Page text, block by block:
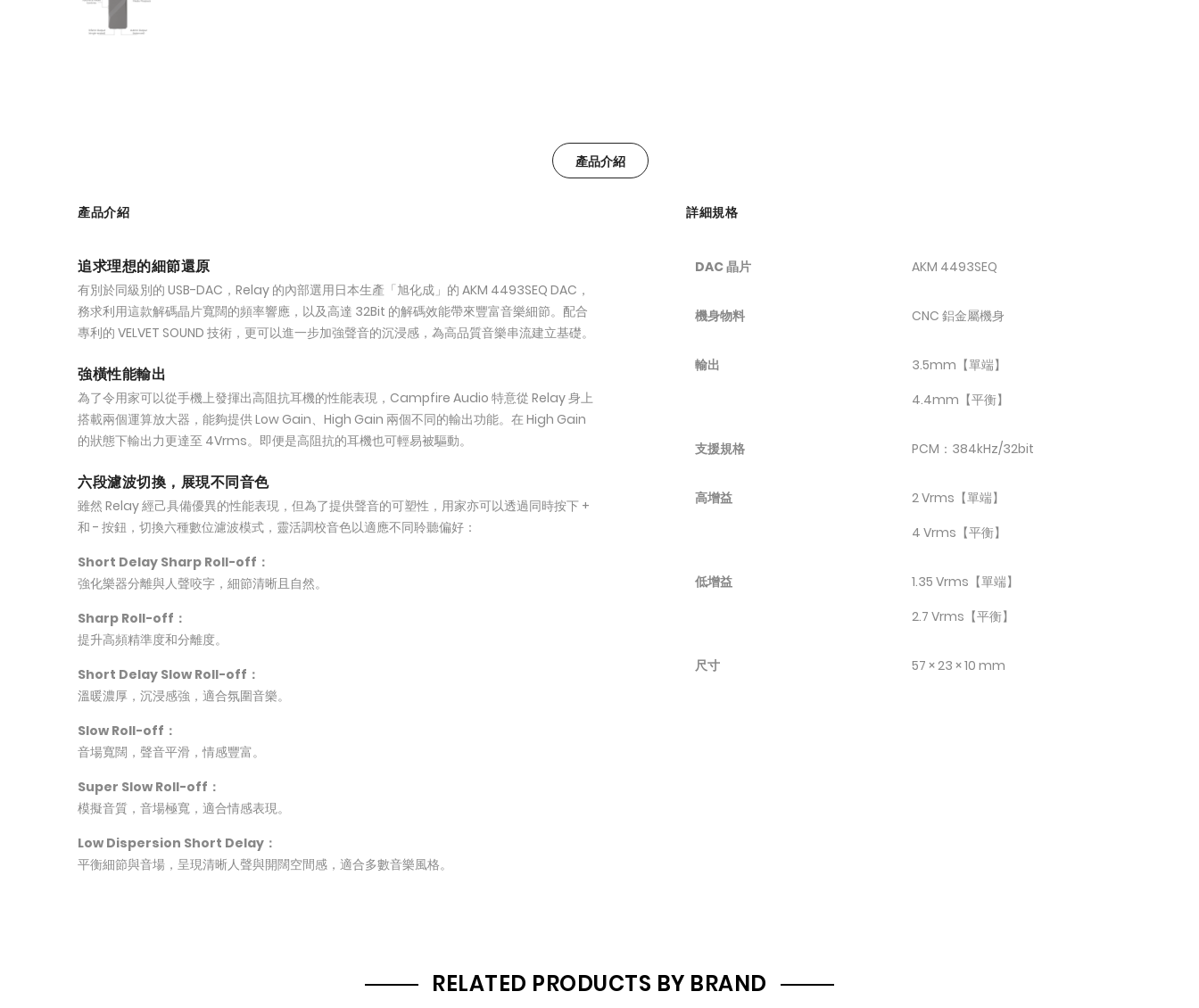
產品介紹
產品介紹
追求理想的細節還原
有別於同級別的 USB-DAC，Relay 的內部選用日本生產「旭化成」的 AKM 4493SEQ DAC，
務求利用這款解碼晶片寬闊的頻率響應，以及高達 32Bit 的解碼效能帶來豐富音樂細節。配合
專利的 VELVET SOUND 技術，更可以進一步加強聲音的沉浸感，為高品質音樂串流建立基礎。
強橫性能輸出
為了令用家可以從手機上發揮出高阻抗耳機的性能表現，Campfire Audio 特意從 Relay 身上
搭載兩個運算放大器，能夠提供 Low Gain、High Gain 兩個不同的輸出功能。在 High Gain
的狀態下輸出力更達至 4Vrms。即便是高阻抗的耳機也可輕易被驅動。
六段濾波切換，展現不同音色
雖然 Relay 經己具備優異的性能表現，但為了提供聲音的可塑性，用家亦可以透過同時按下 +
和 - 按鈕，切換六種數位濾波模式，靈活調校音色以適應不同聆聽偏好：
Short Delay Sharp Roll-off：
強化樂器分離與人聲咬字，細節清晰且自然。
Sharp Roll-off：
提升高頻精準度和分離度。
Short Delay Slow Roll-off：
溫暖濃厚，沉浸感強，適合氛圍音樂。
Slow Roll-off：
音場寬闊，聲音平滑，情感豐富。
Super Slow Roll-off：
模擬音質，音場極寬，適合情感表現。
Low Dispersion Short Delay：
平衡細節與音場，呈現清晰人聲與開闊空間感，適合多數音樂風格。
詳細規格
DAC 晶片 AKM 4493SEQ
機身物料 CNC 鋁金屬機身
輸出
3.5mm【單端】
4.4mm【平衡】
支援規格 PCM：384kHz/32bit
高增益
2 Vrms【單端】
4 Vrms【平衡】
低增益
1.35 Vrms【單端】
2.7 Vrms【平衡】
尺寸 57 × 23 × 10 mm
RELATED PRODUCTS BY BRAND